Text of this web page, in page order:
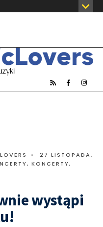
•
27 LISTOPADA,
, KONCERTY,
wystąpi